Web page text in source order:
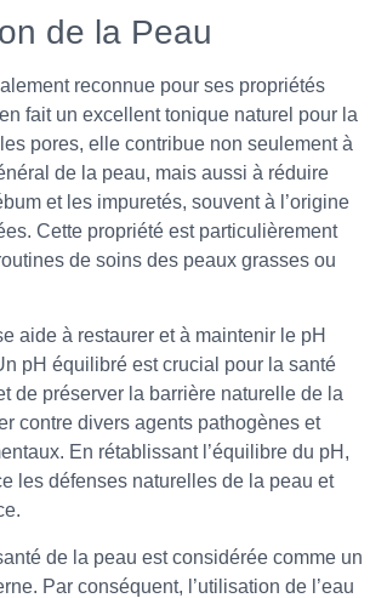
de la Peau
reconnue pour ses propriétés
fait un excellent tonique naturel pour la
pores, elle contribue non seulement à
de la peau, mais aussi à réduire
et les impuretés, souvent à l’origine
Cette propriété est particulièrement
de soins des peaux grasses ou
aide à restaurer et à maintenir le pH
pH équilibré est crucial pour la santé
de préserver la barrière naturelle de la
contre divers agents pathogènes et
En rétablissant l’équilibre du pH,
les défenses naturelles de la peau et
de la peau est considérée comme un
Par conséquent, l’utilisation de l’eau